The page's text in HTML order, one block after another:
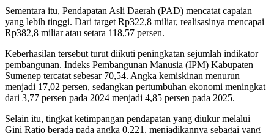
Sementara itu, Pendapatan Asli Daerah (PAD) mencatat capaian
yang lebih tinggi. Dari target Rp322,8 miliar, realisasinya mencapai
Rp382,8 miliar atau setara 118,57 persen.
Keberhasilan tersebut turut diikuti peningkatan sejumlah indikator
pembangunan. Indeks Pembangunan Manusia (IPM) Kabupaten
Sumenep tercatat sebesar 70,54. Angka kemiskinan menurun
menjadi 17,02 persen, sedangkan pertumbuhan ekonomi meningkat
dari 3,77 persen pada 2024 menjadi 4,85 persen pada 2025.
Selain itu, tingkat ketimpangan pendapatan yang diukur melalui
Gini Ratio berada pada angka 0,221, menjadikannya sebagai yang